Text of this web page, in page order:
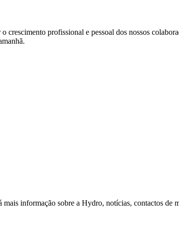
profissional e pessoal dos nossos
informação sobre a Hydro, notícias, contactos de